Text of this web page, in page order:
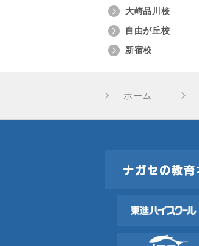
大崎品川校
自由が丘校
新宿校
ホーム